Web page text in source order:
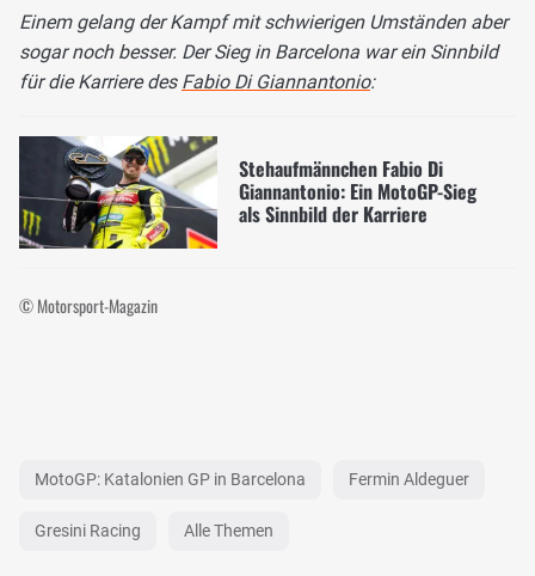
Einem gelang der Kampf mit schwierigen Umständen aber
sogar noch besser. Der Sieg in Barcelona war ein Sinnbild
für die Karriere des Fabio Di Giannantonio:
Stehaufmännchen Fabio Di
Giannantonio: Ein MotoGP-Sieg
als Sinnbild der Karriere
© Motorsport-Magazin
MotoGP: Katalonien GP in Barcelona Fermin Aldeguer
Gresini Racing Alle Themen